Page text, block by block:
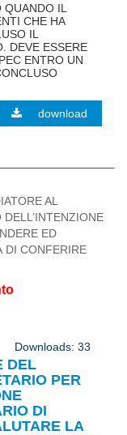
IL
CHE HA
IL
DEVE ESSERE
ENTRO UN
download
Downloads: 33
DEL
PER
DI
LA